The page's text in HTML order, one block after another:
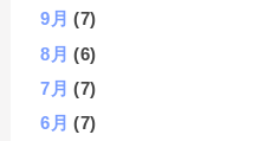
9月(7)
8月(6)
7月(7)
6月(7)